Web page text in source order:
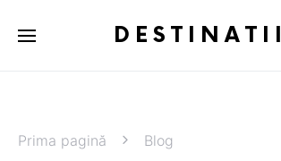
DESTINATII
Prima pagină Blog